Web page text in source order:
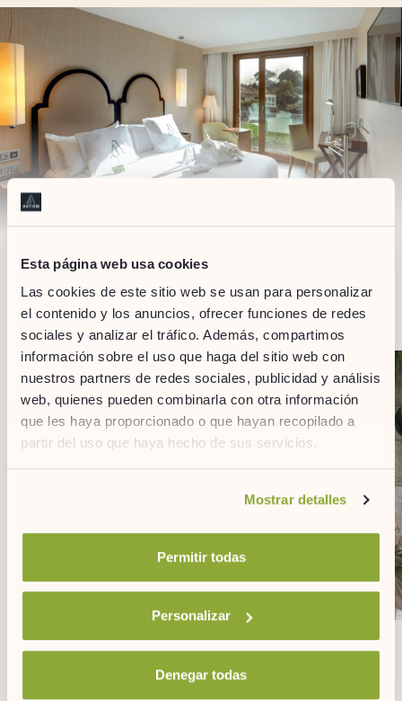
Esta página web usa cookies
Las cookies de este sitio web se usan para personalizar
el contenido y los anuncios, ofrecer funciones de redes
sociales y analizar el tráfico. Además, compartimos
información sobre el uso que haga del sitio web con
nuestros partners de redes sociales, publicidad y análisis
web, quienes pueden combinarla con otra información
que les haya proporcionado o que hayan recopilado a
partir del uso que haya hecho de sus servicios.
Mostrar detalles
Permitir todas
Personalizar
Denegar todas
LOS MEJORES SERVICIOS A TU
DISPOSICIÓN
Recupera el
equilibrio
Deporte y
desconexión